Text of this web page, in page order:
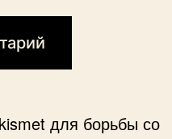
для борьбы со